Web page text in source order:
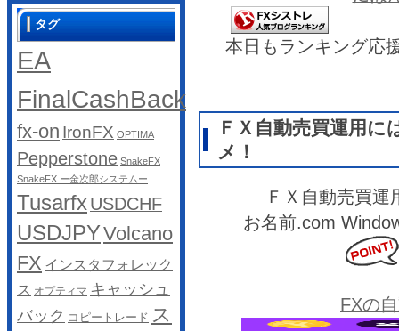
本日もランキング応
ＦＸ自動売買運用
メ！
ＦＸ自動売買
お名前.com
FXの
タグ
EA
FinalCashBack
fx-on IronFX OPTIMA
Pepperstone SnakeFX
SnakeFX ー金次郎システムー
TusarfxUSDCHF
USDJPYVolcano
FX インスタフォレック
ス オプティマ キャッシュ
バック コピートレード ス